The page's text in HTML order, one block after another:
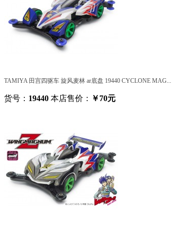
TAMIYA 田宫四驱车 旋风麦林 ar底盘 19440 CYCLONE MAG...
货号： 19440 本店售价： ￥70元